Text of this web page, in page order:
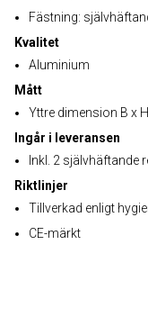
Fästning:
Kvalitet
Aluminium
Mått
Yttre dimension B x
Ingår i leveransen
Inkl. 2 självhäftande
Riktlinjer
Tillverkad enligt
CE-märkt